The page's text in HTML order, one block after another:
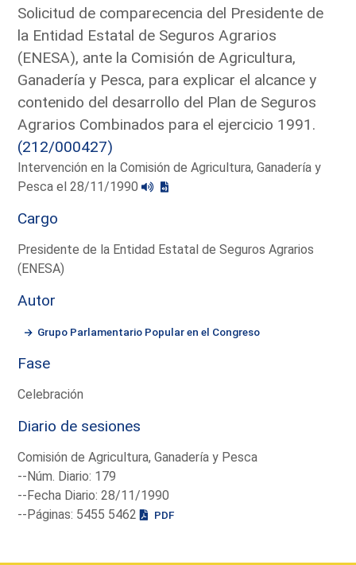
Solicitud de comparecencia del Presidente de
la Entidad Estatal de Seguros Agrarios
(ENESA), ante la Comisión de Agricultura,
Ganadería y Pesca, para explicar el alcance y
contenido del desarrollo del Plan de Seguros
Agrarios Combinados para el ejercicio 1991.
(212/000427)
Intervención en la Comisión de Agricultura, Ganadería y
Pesca el 28/11/1990
Cargo
Presidente de la Entidad Estatal de Seguros Agrarios
(ENESA)
Autor
Grupo Parlamentario Popular en el Congreso
Fase
Celebración
Diario de sesiones
Comisión de Agricultura, Ganadería y Pesca
--Núm. Diario: 179
--Fecha Diario: 28/11/1990
--Páginas: 5455 5462
PDF